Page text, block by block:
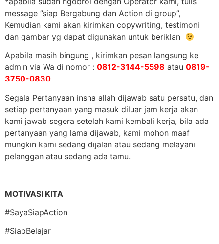
message ”siap Bergabung dan Action di group”,
Kemudian kami akan kirimkan copywriting, testimoni
dan gambar yg dapat digunakan untuk beriklan
Apabila masih bingung , kirimkan pesan langsung ke
admin via Wa di nomor : 0812-3144-5598 atau 0819-
3750-0830
Segala Pertanyaan insha allah dijawab satu persatu, dan
setiap pertanyaan yang masuk diluar jam kerja akan
kami jawab segera setelah kami kembali kerja, bila ada
pertanyaan yang lama dijawab, kami mohon maaf
mungkin kami sedang dijalan atau sedang melayani
pelanggan atau sedang ada tamu.
MOTIVASI KITA
#SayaSiapAction
#SiapBelajar